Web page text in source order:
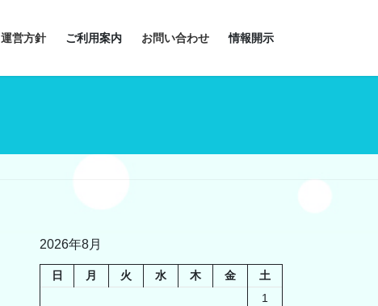
運営方針 ご利用案内 お問い合わせ 情報開示
2026年8月
日 月 火 水 木 金
土
1